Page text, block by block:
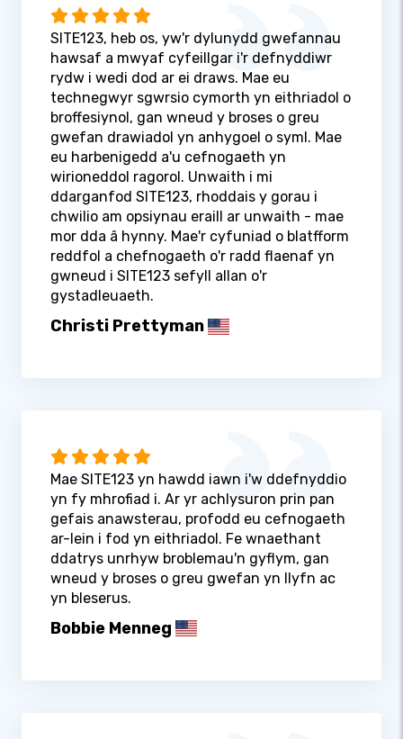
SITE123, heb os, yw'r dylunydd gwefannau
hawsaf a mwyaf cyfeillgar i'r defnyddiwr
rydw i wedi dod ar ei draws. Mae eu
technegwyr sgwrsio cymorth yn eithriadol o
broffesiynol, gan wneud y broses o greu
gwefan drawiadol yn anhygoel o syml. Mae
eu harbenigedd a'u cefnogaeth yn
wirioneddol ragorol. Unwaith i mi
ddarganfod SITE123, rhoddais y gorau i
chwilio am opsiynau eraill ar unwaith - mae
mor dda â hynny. Mae'r cyfuniad o blatfform
reddfol a chefnogaeth o'r radd flaenaf yn
gwneud i SITE123 sefyll allan o'r
gystadleuaeth.
Christi Prettyman
Mae SITE123 yn hawdd iawn i'w ddefnyddio
yn fy mhrofiad i. Ar yr achlysuron prin pan
gefais anawsterau, profodd eu cefnogaeth
ar-lein i fod yn eithriadol. Fe wnaethant
ddatrys unrhyw broblemau'n gyflym, gan
wneud y broses o greu gwefan yn llyfn ac
yn bleserus.
Bobbie Menneg